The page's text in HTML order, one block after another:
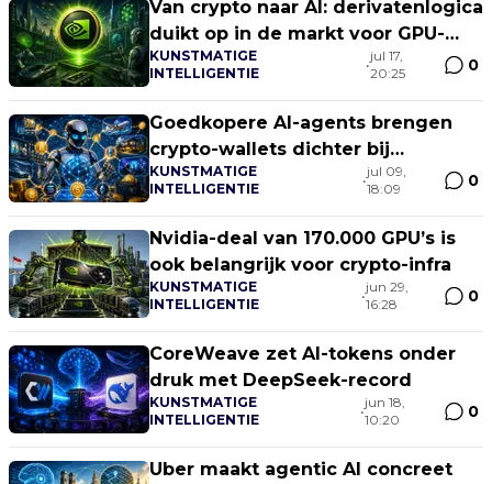
Van crypto naar AI: derivatenlogica
duikt op in de markt voor GPU-
capaciteit
KUNSTMATIGE
INTELLIGENTIE
•
jul 17,
20:25
0
Goedkopere AI-agents brengen
crypto-wallets dichter bij
automatisering
KUNSTMATIGE
INTELLIGENTIE
•
jul 09,
18:09
0
Nvidia-deal van 170.000 GPU’s is
ook belangrijk voor crypto-infra
KUNSTMATIGE
INTELLIGENTIE
•
jun 29,
16:28
0
CoreWeave zet AI-tokens onder
druk met DeepSeek-record
KUNSTMATIGE
INTELLIGENTIE
•
jun 18,
10:20
0
Uber maakt agentic AI concreet